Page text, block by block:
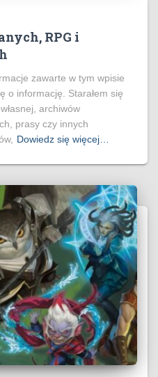
RPG i
zawarte w tym wpisie
o informację. Starałem się
archiwów
prasy czy innych
Dowiedz się więcej…